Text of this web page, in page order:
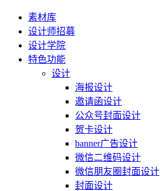
素材库
设计师招募
设计学院
特色功能
设计
海报设计
邀请函设计
公众号封面设计
贺卡设计
banner广告设计
微信二维码设计
微信朋友圈封面设计
封面设计